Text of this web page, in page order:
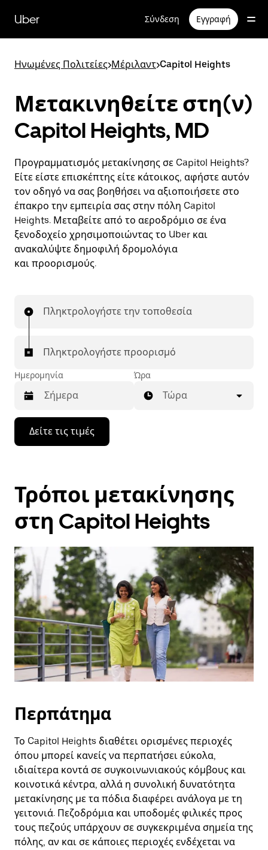
κύριο
περιεχόμενο
Uber Σύνδεση Εγγραφή
Ηνωμένες Πολιτείες>Μέριλαντ>Capitol Heights
Μετακινηθείτε στη(ν)
Capitol Heights, MD
Προγραμματισμός μετακίνησης σε Capitol Heights?
Είτε είστε επισκέπτης είτε κάτοικος, αφήστε αυτόν
τον οδηγό να σας βοηθήσει να αξιοποιήσετε στο
έπακρο την εμπειρία σας στην πόλη Capitol
Heights. Μεταβείτε από το αεροδρόμιο σε ένα
ξενοδοχείο χρησιμοποιώντας το Uber και
ανακαλύψτε δημοφιλή δρομολόγια
και προορισμούς.
Πληκτρολογήστε την τοποθεσία
Πληκτρολογήστε προορισμό
Ημερομηνία
Πατήστε
πλήκτρο
βέλος
για
μετακινηθείτε
και
να
επιλέξετε
μια
ημερομηνία.
Πατήστε
το
πλήκτρο
escape
για
να
κλείσετε
το
Ώρα
Τώρα
Δείτε τις τιμές
Τρόποι μετακίνησης
στη Capitol Heights
Περπάτημα
Το Capitol Heights διαθέτει ορισμένες περιοχές
όπου μπορεί κανείς να περπατήσει εύκολα,
ιδιαίτερα κοντά σε συγκοινωνιακούς κόμβους και
κοινοτικά κέντρα, αλλά η συνολική δυνατότητα
μετακίνησης με τα πόδια διαφέρει ανάλογα με τη
γειτονιά. Πεζοδρόμια και υποδομές φιλικές προς
τους πεζούς υπάρχουν σε συγκεκριμένα σημεία της
πόλης, αν και σε κάποιες περιοχές ενδέχεται να